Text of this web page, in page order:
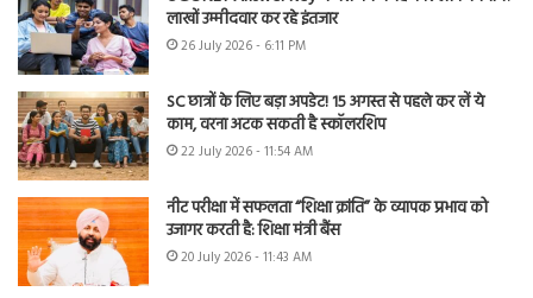
लाखों उम्मीदवार कर रहे इंतजार
26 July 2026 - 6:11 PM
SC छात्रों के लिए बड़ा अपडेट! 15 अगस्त से पहले कर लें ये
काम, वरना अटक सकती है स्कॉलरशिप
22 July 2026 - 11:54 AM
नीट परीक्षा में सफलता “शिक्षा क्रांति” के व्यापक प्रभाव को
उजागर करती है: शिक्षा मंत्री बैंस
20 July 2026 - 11:43 AM